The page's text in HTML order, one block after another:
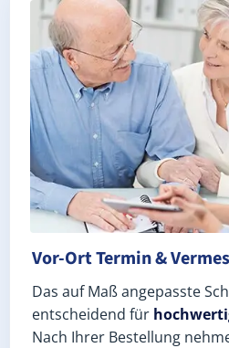
Exaktes Aufmaß in
Vor-Ort Termin &
Das auf Maß angepasste
entscheidend für
Nach Ihrer Bestellung